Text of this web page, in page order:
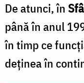
De atunci, în
până în anul
în timp ce
deținea în